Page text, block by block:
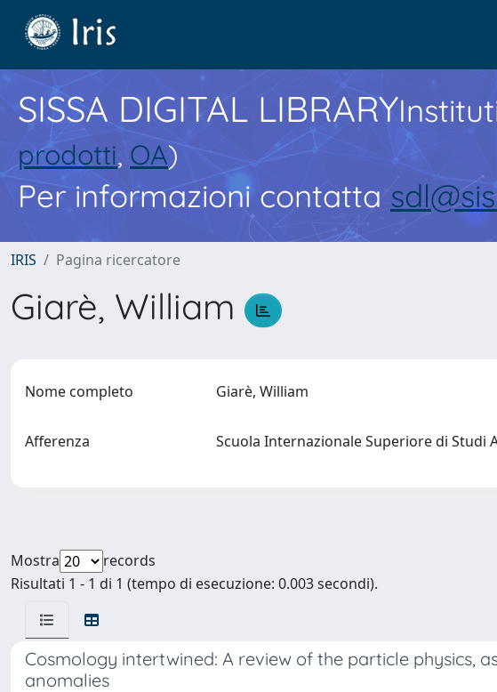
SISSA DIGITAL LIBRARY
prodotti, OA)
Per informazioni contatta
IRIS Pagina ricercatore
Giarè, William
Nome completo Giarè, William
Afferenza Scuola Internazionale Superiore di Studi
Mostra
records
Risultati 1 - 1 di 1 (tempo di esecuzione: 0.003 secondi).
Cosmology intertwined: A review of the particle physics,
anomalies